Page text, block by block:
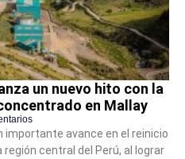
un nuevo hito con la
en Mallay
importante avance en el reinicio
región central del Perú, al lograr